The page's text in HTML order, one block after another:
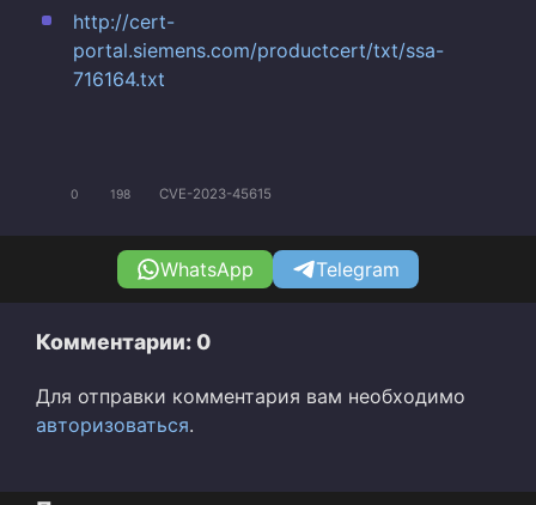
http://cert-
portal.siemens.com/productcert/txt/ssa-
716164.txt
0 198 CVE-2023-45615
WhatsApp Telegram
Комментарии: 0
Для отправки комментария вам необходимо
авторизоваться.